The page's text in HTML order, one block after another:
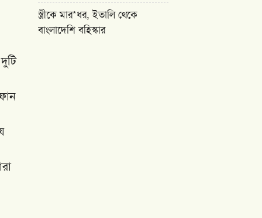
স্ত্রীকে মার*ধর, ইতালি থেকে
বাংলাদেশি বহিস্কার